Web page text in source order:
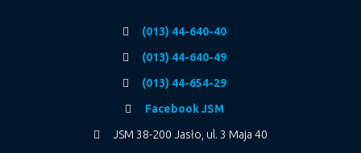
(013) 44-640-40
(013) 44-640-49
(013) 44-654-29
Facebook JSM
JSM 38-200 Jasło, ul. 3 Maja 40